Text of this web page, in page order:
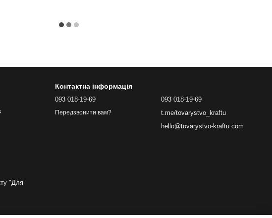
"Для
Контактна інформація
093 018-19-69
Передзвонити вам?
093 018-19-69
t.me/tovarystvo_kraftu
hello@tovarystvo-kraftu.com